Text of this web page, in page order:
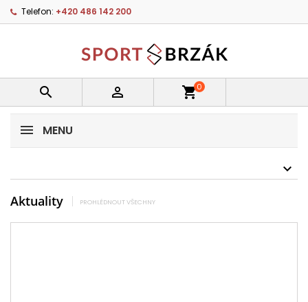
Telefon: +420 486 142 200
  shopping_cart0
MENU
Aktuality PROHLÉDNOUT VŠECHNY